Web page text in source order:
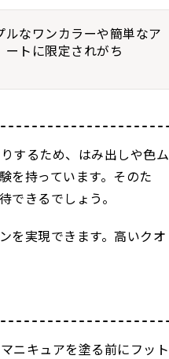
ルなワンカラーや簡単なア
ートに限定されがち
するため、はみ出しや色ム
を持っています。そのた
きるでしょう。
を実現できます。高いクオ
ニキュアを塗る前にフット